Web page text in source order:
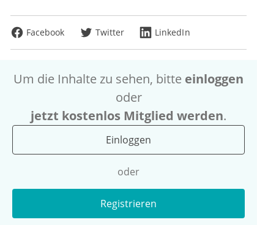
Facebook Twitter LinkedIn
Um die Inhalte zu sehen, bitte einloggen
oder
jetzt kostenlos Mitglied werden.
Einloggen
oder
Registrieren